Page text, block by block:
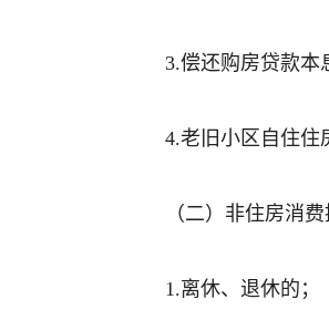
3.偿还购房贷款本
4.老旧小区自住住
（二）非住房消
1.离休、退休的；